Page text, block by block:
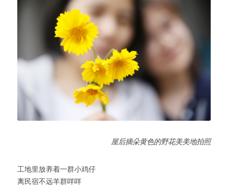
屋后摘朵黄色的野花美美地拍照
工地里放养着一群小鸡仔
离民宿不远羊群咩咩